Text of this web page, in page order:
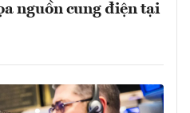
nguồn cung điện tại